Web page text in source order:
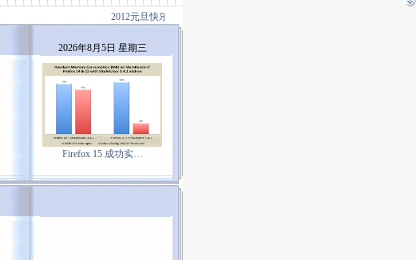
2012元旦快乐！ [smart001 2012-01-01]
2026年8月5日 星期三
Firefox 15 成功实…